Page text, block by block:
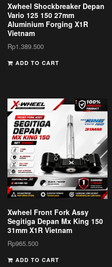
Xwheel Shockbreaker Depan
Vario 125 150 27mm
Aluminium Forging X1R
Vietnam
Rp1.389.500
ADD TO CART
Xwheel Front Fork Assy
Segitiga Depan Mx King 150
31mm X1R Vietnam
Rp965.500
ADD TO CART